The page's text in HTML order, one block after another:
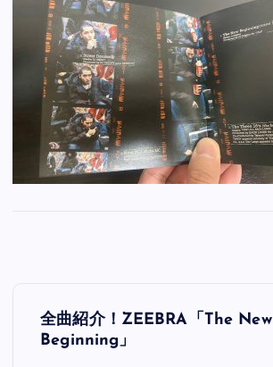
投
稿
全曲紹介！ZEEBRA「The New
Beginning」